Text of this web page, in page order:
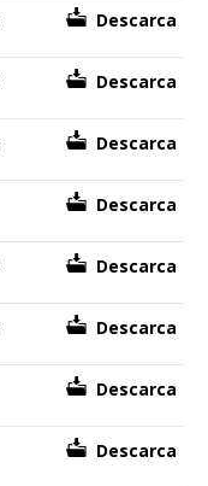
Descarca
Descarca
Descarca
Descarca
Descarca
Descarca
Descarca
Descarca